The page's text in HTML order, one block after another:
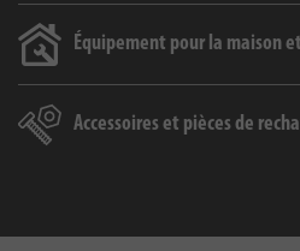
Équipement pour la maison
Accessoires et pièces de